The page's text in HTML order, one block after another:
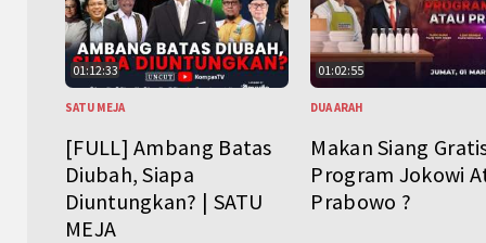
01:12:33
SATU MEJA
[FULL] Ambang Batas
Diubah, Siapa
Diuntungkan? | SATU
MEJA
01:02:55
DUA ARAH
Makan Siang
Program Jokowi
Prabowo ?